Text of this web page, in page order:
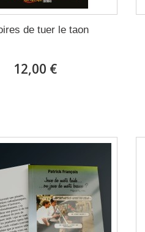
de tuer le taon
12,00 €